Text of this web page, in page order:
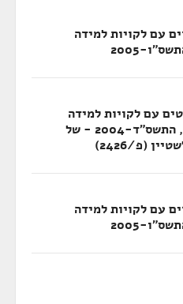
עם לקויות למידה
2005
עם לקויות למידה
במוסדות להשכלה גבוהה, התשס"ד-2004 - של
(פ/2426)
עם לקויות למידה
2005